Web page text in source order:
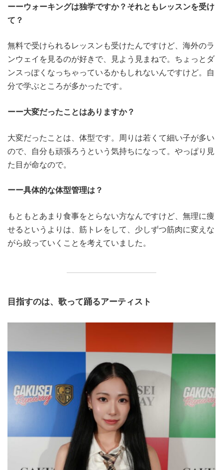
ーーウォーキングは独学ですか？それともレッスンを受け
て？
無料で受けられるレッスンも受けたんですけど、海外のラ
ンウェイを見るのが好きで、見よう見まねで。ちょっとダ
ンスっぽくなっちゃっているかもしれないんですけど。自
分で学ぶところが多かったです。
ーー大変だったことはありますか？
大変だったことは、体型です。周りは若くて細い子が多い
ので、自分も頑張ろうという気持ちになって。やっぱり見
た目が命なので。
ーー具体的な体型管理は？
もともとあまり食事をとらない方なんですけど、無理に痩
せるというよりは、筋トレをして、少しずつ筋肉に変えな
がら絞っていくことを考えていました。
目指すのは、歌って踊るアーティスト